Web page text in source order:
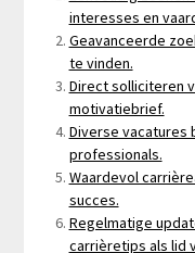
interesses en
Geavanceerde
te vinden.
Direct solliciteren
motivatiebrief.
Diverse vacatures
professionals.
Waardevol
succes.
Regelmatige
carrièretips als lid